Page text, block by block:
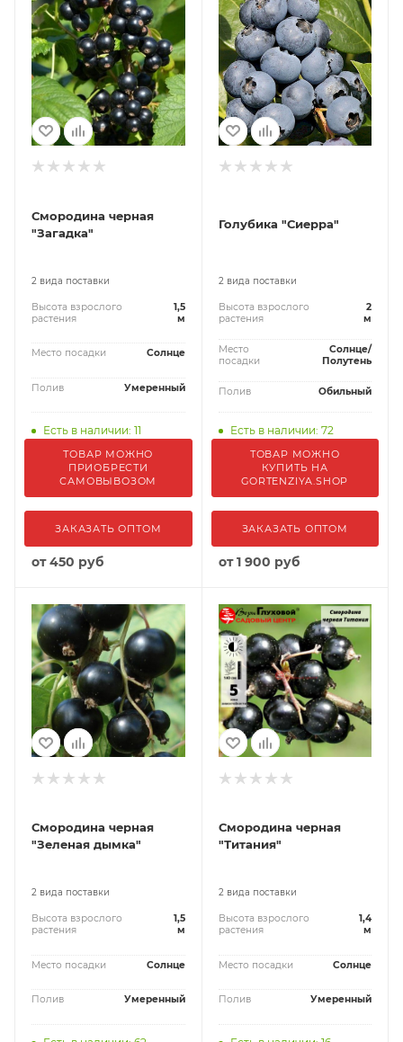
Смородина черная
"Загадка"
2 вида поставки
Высота взрослого
растения
1,5
м
Место посадки Солнце
Полив Умеренный
Есть в наличии: 11
ТОВАР МОЖНО
ПРИОБРЕСТИ
САМОВЫВОЗОМ
ЗАКАЗАТЬ ОПТОМ
от450 руб
Голубика "Сиерра"
2 вида поставки
Высота взрослого
растения
2
м
Место
посадки
Солнце/
Полутень
Полив Обильный
Есть в наличии: 72
ТОВАР МОЖНО
КУПИТЬ НА
GORTENZIYA.SHOP
ЗАКАЗАТЬ ОПТОМ
от1 900 руб
Смородина черная
"Зеленая дымка"
2 вида поставки
Высота взрослого
растения
1,5
м
Место посадки Солнце
Полив Умеренный
Смородина черная
"Титания"
2 вида поставки
Высота взрослого
растения
1,4
м
Место посадки Солнце
Полив Умеренный